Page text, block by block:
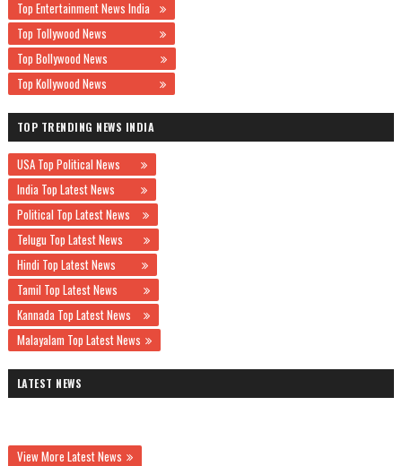
Top Entertainment News India
Top Tollywood News
Top Bollywood News
Top Kollywood News
TOP TRENDING NEWS INDIA
USA Top Political News
India Top Latest News
Political Top Latest News
Telugu Top Latest News
Hindi Top Latest News
Tamil Top Latest News
Kannada Top Latest News
Malayalam Top Latest News
LATEST NEWS
View More Latest News